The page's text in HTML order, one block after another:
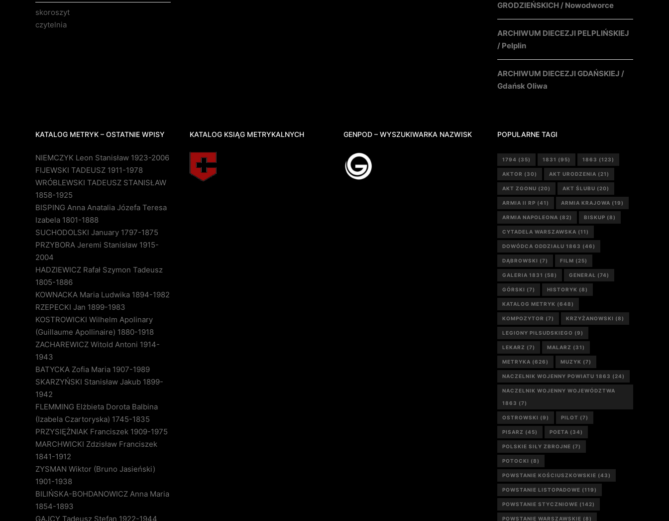
skoroszyt
czytelnia
GRODZIEŃSKICH / Nowodworce
ARCHIWUM DIECEZJI PELPLIŃSKIEJ
/ Pelplin
ARCHIWUM DIECEZJI GDAŃSKIEJ /
Gdańsk Oliwa
KATALOG METRYK – OSTATNIE WPISY
NIEMCZYK Leon Stanisław 1923-2006
FIJEWSKI TADEUSZ 1911-1978
WRÓBLEWSKI TADEUSZ STANISŁAW
1858-1925
BISPING Anna Anatalia Józefa Teresa
Izabela 1801-1888
SUCHODOLSKI January 1797-1875
PRZYBORA Jeremi Stanisław 1915-
2004
HADZIEWICZ Rafał Szymon Tadeusz
1805-1886
KOWNACKA Maria Ludwika 1894-1982
RZEPECKI Jan 1899-1983
KOSTROWICKI Wilhelm Apolinary
(Guillaume Apollinaire) 1880-1918
ZACHAREWICZ Witold Antoni 1914-
1943
BATYCKA Zofia Maria 1907-1989
SKARZYŃSKI Stanisław Jakub 1899-
1942
FLEMMING Elżbieta Dorota Balbina
(Izabela Czartoryska) 1745-1835
PRZYSIĘŻNIAK Franciszek 1909-1975
MARCHWICKI Zdzisław Franciszek
1841-1912
ZYSMAN Wiktor (Bruno Jasieński)
1901-1938
BILIŃSKA-BOHDANOWICZ Anna Maria
1854-1893
GAJCY Tadeusz Stefan 1922-1944
KATALOG KSIĄG METRYKALNYCH GENPOD – WYSZUKIWARKA NAZWISK POPULARNE TAGI
1794 (35) 1831 (95) 1863 (123)
AKTOR (30) AKT URODZENIA (21)
AKT ZGONU (20) AKT ŚLUBU (20)
ARMIA II RP (41) ARMIA KRAJOWA (19)
ARMIA NAPOLEONA (82) BISKUP (8)
CYTADELA WARSZAWSKA (11)
DOWÓDCA ODDZIAŁU 1863 (46)
DĄBROWSKI (7) FILM (25)
GALERIA 1831 (58) GENERAŁ (74)
GÓRSKI (7) HISTORYK (8)
KATALOG METRYK (648)
KOMPOZYTOR (7) KRZYŻANOWSKI (8)
LEGIONY PIŁSUDSKIEGO (9)
LEKARZ (7) MALARZ (31)
METRYKA (626) MUZYK (7)
NACZELNIK WOJENNY POWIATU 1863 (24)
NACZELNIK WOJENNY WOJEWÓDZTWA
1863 (7)
OSTROWSKI (9) PILOT (7)
PISARZ (45) POETA (34)
POLSKIE SIŁY ZBROJNE (7)
POTOCKI (8)
POWSTANIE KOŚCIUSZKOWSKIE (43)
POWSTANIE LISTOPADOWE (119)
POWSTANIE STYCZNIOWE (142)
POWSTANIE WARSZAWSKIE (8)